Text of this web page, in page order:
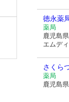
徳永薬
薬局
鹿児島
エムデ
さくら
薬局
鹿児島